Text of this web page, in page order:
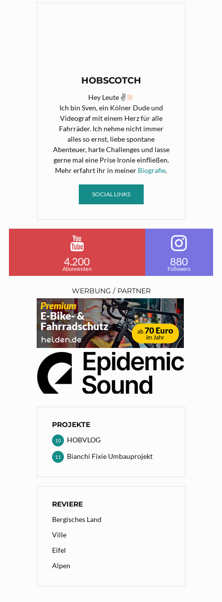
HOBSCOTCH
Hey Leute ✌
Ich bin Sven, ein Kölner Dude und
Videograf mit einem Herz für alle
Fahrräder. Ich nehme nicht immer
alles so ernst, liebe spontane
Abenteuer, harte Challenges und lasse
gerne mal eine Prise Ironie einfließen.
Mehr erfahrt ihr in meiner Biografie.
SOCIAL LINKS
4.200
Abonnenten
880
Followers
WERBUNG / PARTNER
PROJEKTE
HOBVLOG
10
Bianchi Fixie Umbauprojekt
11
REVIERE
Bergisches Land
Ville
Eifel
Alpen